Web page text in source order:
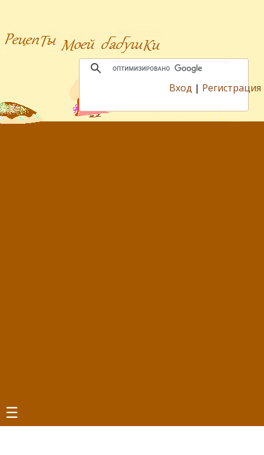
Вход | Регистрация
☰